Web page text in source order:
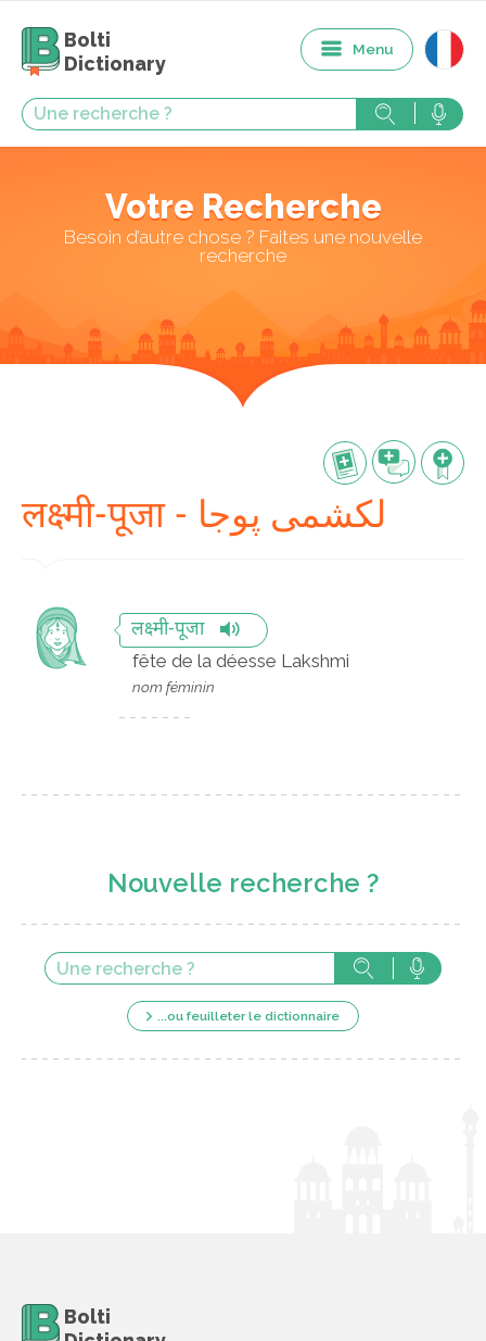
Bolti
Dictionary
Menu
Votre Recherche
Besoin d’autre chose ? Faites une nouvelle
recherche
लक्ष्मी-पूजा - لکشمی پوجا
लक्ष्मी-पूजा
fête de la déesse Lakshmi
nom féminin
Nouvelle recherche ?
...ou feuilleter le dictionnaire
Bolti